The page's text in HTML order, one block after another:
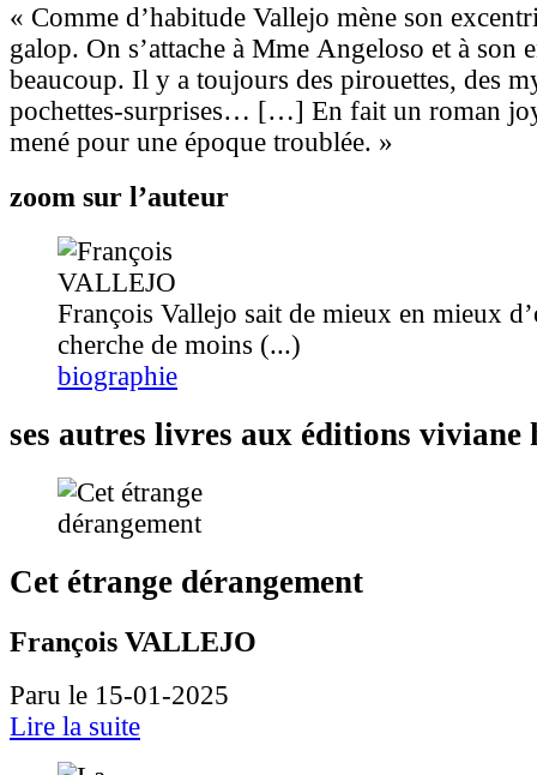
« Comme d’habitude Vallejo mène son
galop. On s’attache à Mme Angeloso et à son
beaucoup. Il y a toujours des pirouettes, des
pochettes-surprises… […] En fait un roman
mené pour une époque troublée. »
zoom sur l’auteur
François Vallejo sait de mieux en mieux
cherche de moins (...)
biographie
ses autres livres aux éditions viviane
Cet étrange dérangement
François VALLEJO
Paru le 15-01-2025
Lire la suite